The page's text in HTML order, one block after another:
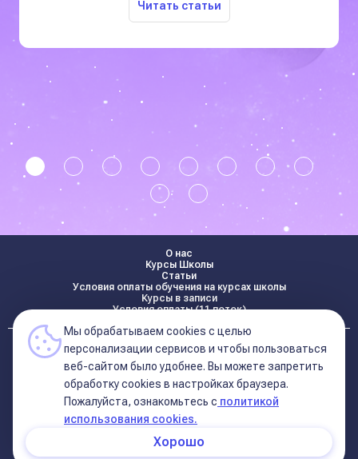
Читать статьи
О нас
Курсы Школы
Статьи
Условия оплаты обучения на курсах школы
Курсы в записи
Условия оплаты (11 поток)
Реквизиты
Контакты
Политика конфиденциальности
Договор оферта (соглашение)
+7 495 681 02 96
11-ый Дом© 2026 Школа Астрологии
Мы обрабатываем cookies с целью
персонализации сервисов и чтобы пользоваться
веб-сайтом было удобнее. Вы можете запретить
обработку сookies в настройках браузера.
Пожалуйста, ознакомьтесь с политикой
использования cookies.
Хорошо